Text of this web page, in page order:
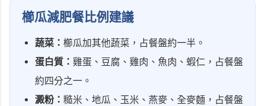
櫛瓜減肥餐比例建議
蔬菜： 櫛瓜加其他蔬菜，占餐盤約一半。
蛋白質： 雞蛋、豆腐、雞肉、魚肉、蝦仁，占餐盤
約四分之一。
澱粉： 糙米、地瓜、玉米、燕麥、全麥麵，占餐盤